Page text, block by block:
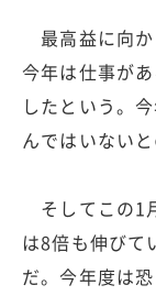
最高益に向か
今年は仕事が
したという。
んではいないと
そしてこの1
は8倍も伸びて
だ。今年度は